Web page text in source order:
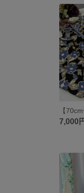
7,000